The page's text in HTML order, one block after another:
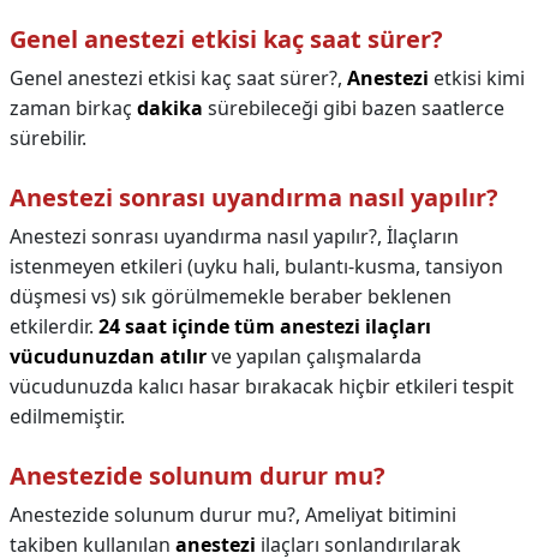
Genel anestezi etkisi kaç saat sürer?
Genel anestezi etkisi kaç saat sürer?, Anestezi etkisi kimi
zaman birkaç dakika sürebileceği gibi bazen saatlerce
sürebilir.
Anestezi sonrası uyandırma nasıl yapılır?
Anestezi sonrası uyandırma nasıl yapılır?, İlaçların
istenmeyen etkileri (uyku hali, bulantı-kusma, tansiyon
düşmesi vs) sık görülmemekle beraber beklenen
etkilerdir. 24 saat içinde tüm anestezi ilaçları
vücudunuzdan atılırve yapılan çalışmalarda
vücudunuzda kalıcı hasar bırakacak hiçbir etkileri tespit
edilmemiştir.
Anestezide solunum durur mu?
Anestezide solunum durur mu?, Ameliyat bitimini
takiben kullanılan anestezi ilaçları sonlandırılarak